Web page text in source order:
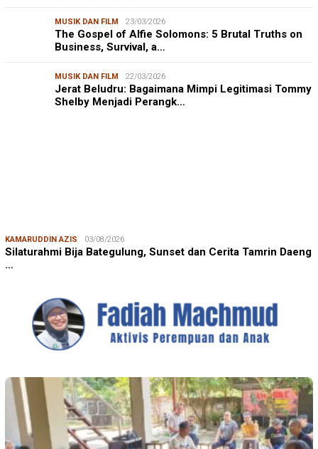
MUSIK DAN FILM 23/03/2026
The Gospel of Alfie Solomons: 5 Brutal Truths on
Business, Survival, a…
MUSIK DAN FILM 22/03/2026
Jerat Beludru: Bagaimana Mimpi Legitimasi Tommy
Shelby Menjadi Perangk…
KAMARUDDIN AZIS 03/08/2026
Silaturahmi Bija Bategulung, Sunset dan Cerita Tamrin Daeng
…